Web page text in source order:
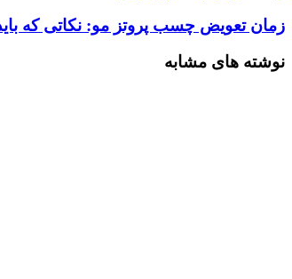
زمان تعویض چسب پروتز مو: نکاتی که باید
نوشته های مشابه